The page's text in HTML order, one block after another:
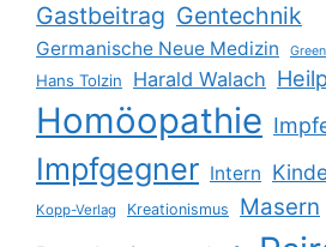
Gastbeitrag Gentechnik
Germanische Neue Medizin
Hans Tolzin Harald Walach
Homöopathie
Impfgegner Intern
Kopp-Verlag Kreationismus Masern